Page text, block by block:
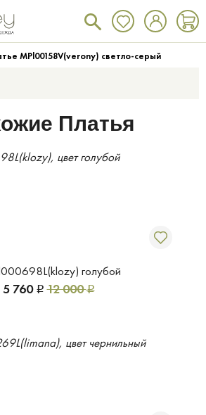
MPl00158V(verony) светло-серый
Платья
голубой
5 760 Р 12 000Р